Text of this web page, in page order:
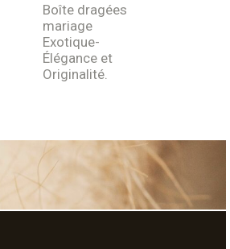
Boîte dragées
mariage
Exotique-
Élégance et
Originalité.